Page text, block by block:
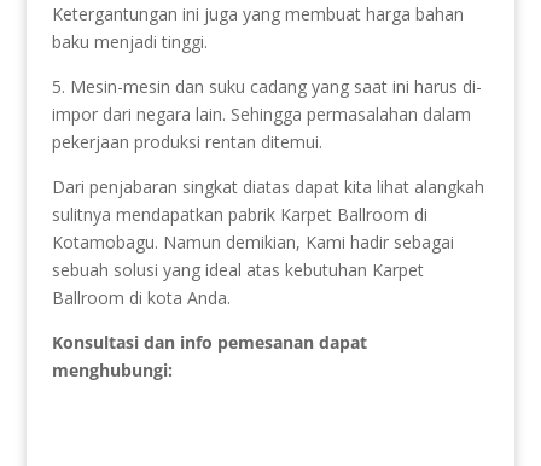
Ketergantungan ini juga yang membuat harga bahan
baku menjadi tinggi.
5. Mesin-mesin dan suku cadang yang saat ini harus di-
impor dari negara lain. Sehingga permasalahan dalam
pekerjaan produksi rentan ditemui.
Dari penjabaran singkat diatas dapat kita lihat alangkah
sulitnya mendapatkan pabrik Karpet Ballroom di
Kotamobagu. Namun demikian, Kami hadir sebagai
sebuah solusi yang ideal atas kebutuhan Karpet
Ballroom di kota Anda.
Konsultasi dan info pemesanan dapat
menghubungi: